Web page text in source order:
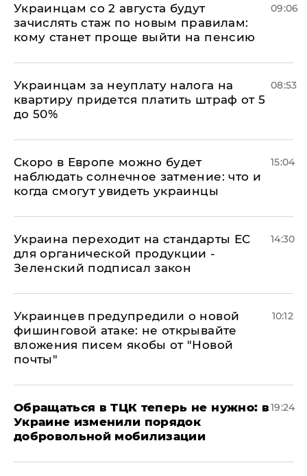
Украинцам со 2 августа будут
зачислять стаж по новым правилам:
кому станет проще выйти на пенсию
09:06
Украинцам за неуплату налога на
квартиру придется платить штраф от 5
до 50%
08:53
Скоро в Европе можно будет
наблюдать солнечное затмение: что и
когда смогут увидеть украинцы
15:04
Украина переходит на стандарты ЕС
для органической продукции -
Зеленский подписал закон
14:30
Украинцев предупредили о новой
фишинговой атаке: не открывайте
вложения писем якобы от "Новой
почты"
10:12
Обращаться в ТЦК теперь не нужно: в
Украине изменили порядок
добровольной мобилизации
19:24